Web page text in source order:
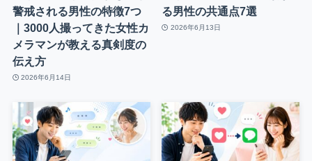
警戒される男性の特徴7つ
｜3000人撮ってきた女性カ
メラマンが教える真剣度の
伝え方
2026年6月14日
る男性の共通点7選
2026年6月13日